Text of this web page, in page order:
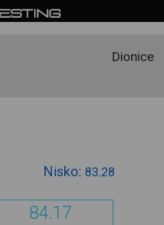
Dionice
Nisko: 83.28
84.17